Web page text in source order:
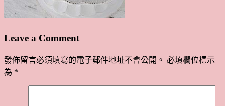
Leave a Comment
發佈留言必須填寫的電子郵件地址不會公開。 必填欄位標示
為 *